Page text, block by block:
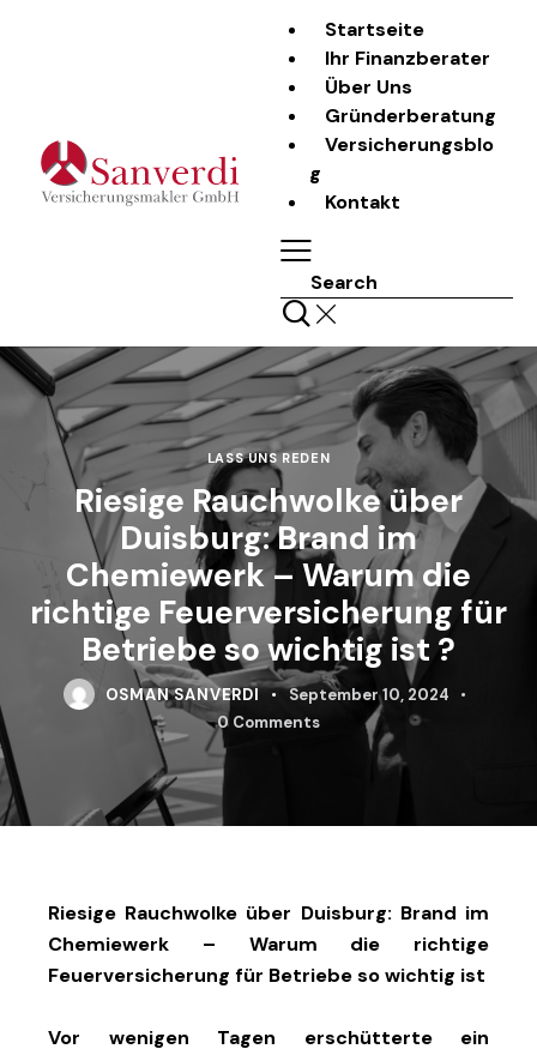
Startseite
Ihr Finanzberater
Über Uns
Gründerberatung
Versicherungsblo
g
Kontakt
Search
LASS UNS REDEN
Riesige Rauchwolke über
Duisburg: Brand im
Chemiewerk – Warum die
richtige Feuerversicherung für
Betriebe so wichtig ist ?
OSMAN SANVERDI
September 10, 2024
0 Comments
Riesige Rauchwolke über Duisburg: Brand im
Chemiewerk – Warum die richtige
Feuerversicherung für Betriebe so wichtig ist
Vor wenigen Tagen erschütterte ein